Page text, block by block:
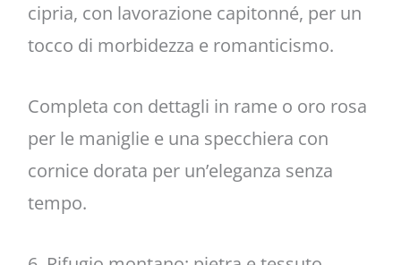
cipria, con lavorazione capitonné, per un
tocco di morbidezza e romanticismo.
Completa con dettagli in rame o oro rosa
per le maniglie e una specchiera con
cornice dorata per un’eleganza senza
tempo.